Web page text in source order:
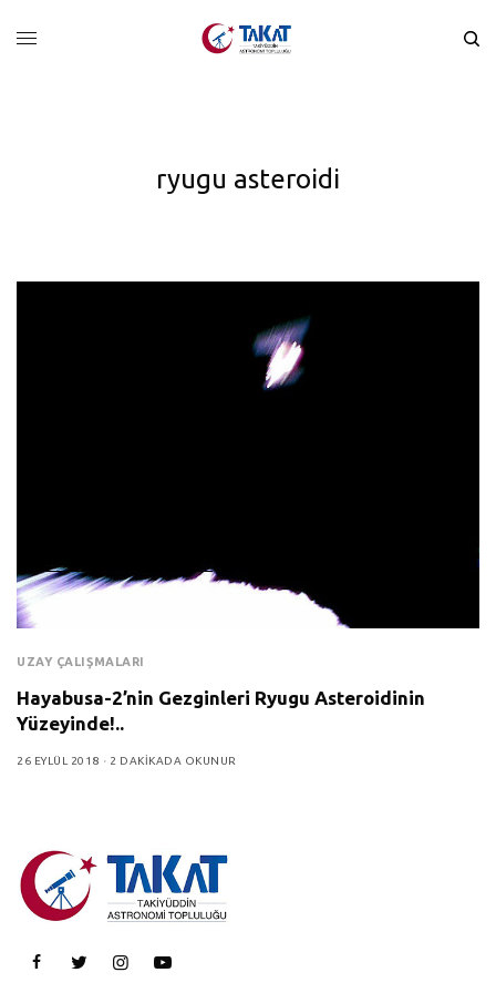
ryugu asteroidi
UZAY ÇALIŞMALARI
Hayabusa-2’nin Gezginleri Ryugu Asteroidinin
Yüzeyinde!..
26 EYLÜL 2018 2 DAKIKADA OKUNUR